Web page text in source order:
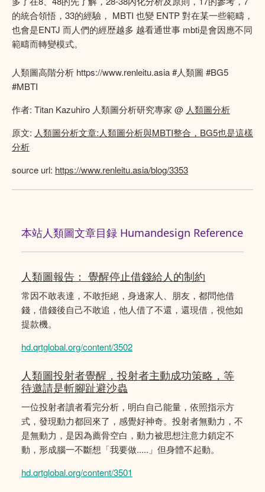
的統合領悟，33的經驗， MBTI 也變 ENTP 對在某一些範疇，
也會是ENTJ 而人們的經歴越多 越看通世事 mbti是會因應不同
範疇而轉變模式。
人類圖高階分析 https://www.renleitu.asia #人類圖 #BG5
#MBTI
作者: Titan Kazuhiro 人類圖分析研究專家 @ 人類圖分析
原文: 人類圖分析文章:人類圖分析與MBTI整合，BG5也是這樣
分析
source url: https://www.renleitu.asia/blog/3353
本站人類圖文章目録 Humandesign Reference
人類圖報告： 覺醒停止借錢給人的制約
常因不敢表達，不敢拒絕，身邊家人、朋友，都問他借
錢，借錢後自己不敢追，他人借了不還，還現借，視他如
提款機。
hd.qrtglobal.org/content/3502
人類圖投射者覺醒，投射者主動成功策略，等
待邀請是斬腳趾避沙蟲
一位投射者讀者看完分析，明白自己能量，依照指示方
式，發現動力都回來了，感覺好神奇。投射者無動力，不
是無動力，是因為薦骨空白，動力被思想注意力鎖定不
動，形成腦一不斷想「我要做.....」但身體不起動。
hd.qrtglobal.org/content/3501